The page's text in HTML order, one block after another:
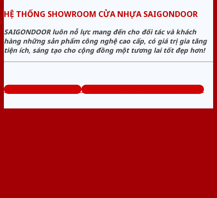
HỆ THỐNG SHOWROOM CỬA NHỰA SAIGONDOOR
SAIGONDOOR luôn nỗ lực mang đến cho đối tác và khách
hàng những sản phẩm công nghệ cao cấp, có giá trị gia tăng
tiện ích, sáng tạo cho cộng đồng một tương lai tốt đẹp hơn!
www.sieuthicuanhua.net Tổng đài tư vấn miễn phí: 0824.400.400